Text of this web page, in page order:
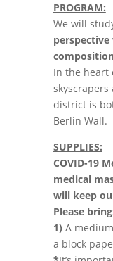
PROGRAM:
We will
In the heart
skyscrapers
district is
Berlin Wall.
SUPPLIES:
COVID-19
medical
will keep
Please
1) A
a block